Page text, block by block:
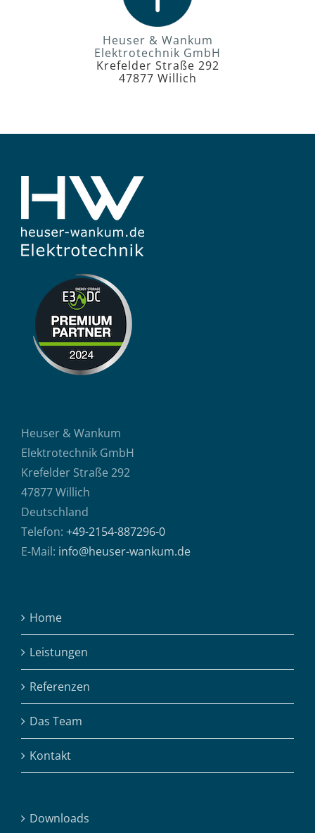
Heuser & Wankum
Elektrotechnik GmbH
Krefelder Straße 292
47877 Willich
Heuser & Wankum
Elektrotechnik GmbH
Krefelder Straße 292
47877 Willich
Deutschland
Telefon: +49-2154-887296-0
E-Mail: info@heuser-wankum.de
Home
Leistungen
Referenzen
Das Team
Kontakt
Downloads